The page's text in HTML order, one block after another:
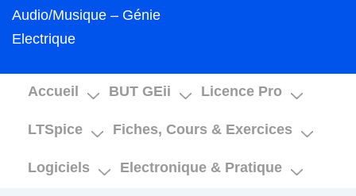
Audio/Musique – Génie
Electrique
Main
Accueil BUT GEii Licence Pro
LTSpice Fiches, Cours & Exercices
Logiciels Electronique & Pratique